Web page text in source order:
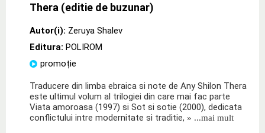
Thera (editie de buzunar)
Autor(i): Zeruya Shalev
Editura: POLIROM
promoție
Traducere din limba ebraica si note de Any Shilon Thera
este ultimul volum al trilogiei din care mai fac parte
Viata amoroasa (1997) si Sot si sotie (2000), dedicata
conflictului intre modernitate si traditie, » ...mai mult